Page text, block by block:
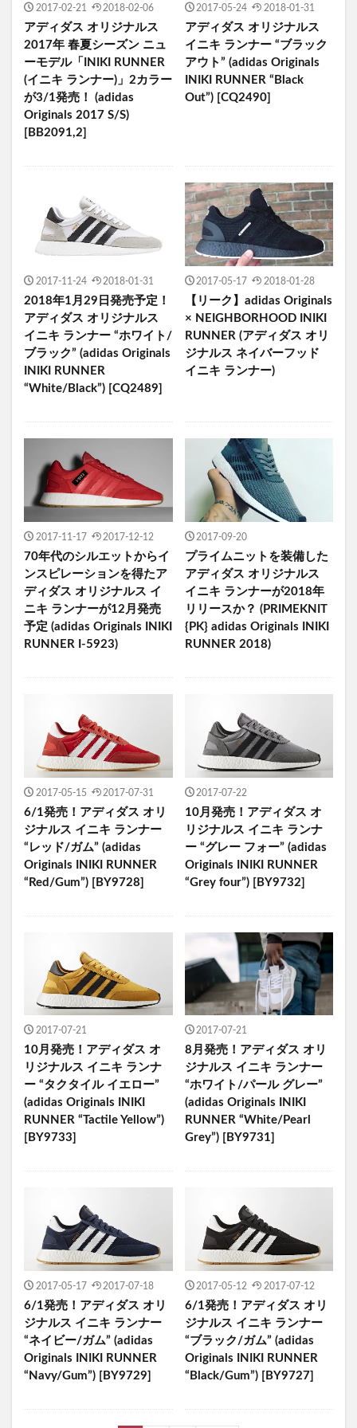
2017-02-21 2018-02-06
アディダス オリジナルス
2017年 春夏シーズン ニュ
ーモデル「INIKI RUNNER
(イニキ ランナー)」2カラー
が3/1発売！ (adidas
Originals 2017 S/S)
[BB2091,2]
2017-05-24 2018-01-31
アディダス オリジナルス
イニキ ランナー “ブラック
アウト” (adidas Originals
INIKI RUNNER “Black
Out”) [CQ2490]
2017-11-24 2018-01-31
2018年1月29日発売予定！
アディダス オリジナルス
イニキ ランナー “ホワイト/
ブラック” (adidas Originals
INIKI RUNNER
“White/Black”) [CQ2489]
2017-05-17 2018-01-28
【リーク】adidas Originals
× NEIGHBORHOOD INIKI
RUNNER (アディダス オリ
ジナルス ネイバーフッド
イニキ ランナー)
2017-11-17 2017-12-12
70年代のシルエットからイ
ンスピレーションを得たア
ディダス オリジナルス イ
ニキ ランナーが12月発売
予定 (adidas Originals INIKI
RUNNER I-5923)
2017-09-20
プライムニットを装備した
アディダス オリジナルス
イニキ ランナーが2018年
リリースか？ (PRIMEKNIT
{PK} adidas Originals INIKI
RUNNER 2018)
2017-05-15 2017-07-31
6/1発売！アディダス オリ
ジナルス イニキ ランナー
“レッド/ガム” (adidas
Originals INIKI RUNNER
“Red/Gum”) [BY9728]
2017-07-22
10月発売！アディダス オ
リジナルス イニキ ランナ
ー “グレー フォー” (adidas
Originals INIKI RUNNER
“Grey four”) [BY9732]
2017-07-21
10月発売！アディダス オ
リジナルス イニキ ランナ
ー “タクタイル イエロー”
(adidas Originals INIKI
RUNNER “Tactile Yellow”)
[BY9733]
2017-07-21
8月発売！アディダス オリ
ジナルス イニキ ランナー
“ホワイト/パール グレー”
(adidas Originals INIKI
RUNNER “White/Pearl
Grey”) [BY9731]
2017-05-17 2017-07-18
6/1発売！アディダス オリ
ジナルス イニキ ランナー
“ネイビー/ガム” (adidas
Originals INIKI RUNNER
“Navy/Gum”) [BY9729]
2017-05-12 2017-07-12
6/1発売！アディダス オリ
ジナルス イニキ ランナー
“ブラック/ガム” (adidas
Originals INIKI RUNNER
“Black/Gum”) [BY9727]